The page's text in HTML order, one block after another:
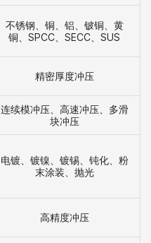
不锈钢、铜、铝、铍铜、黄
铜、SPCC、SECC、SUS
精密厚度冲压
连续模冲压、高速冲压、多滑
块冲压
电镀、镀镍、镀锡、钝化、粉
末涂装、抛光
高精度冲压